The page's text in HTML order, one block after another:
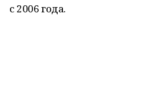
с 2006 года.